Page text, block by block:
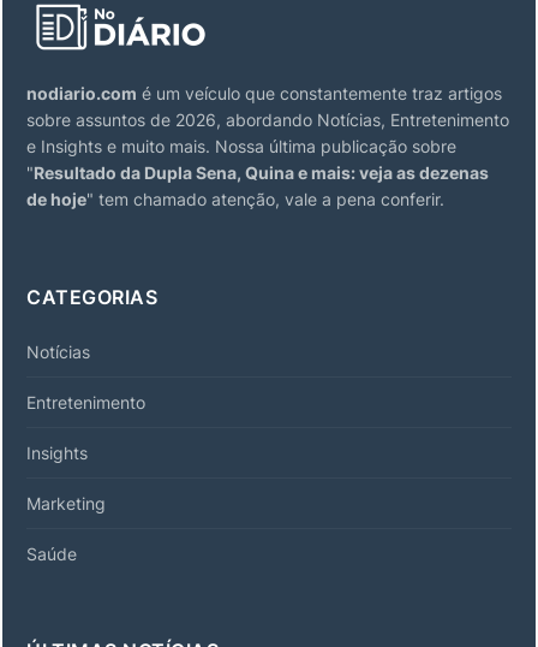
nodiario.com é um veículo que constantemente traz artigos
sobre assuntos de 2026, abordando Notícias, Entretenimento
e Insights e muito mais. Nossa última publicação sobre
"Resultado da Dupla Sena, Quina e mais: veja as dezenas
de hoje" tem chamado atenção, vale a pena conferir.
CATEGORIAS
Notícias
Entretenimento
Insights
Marketing
Saúde